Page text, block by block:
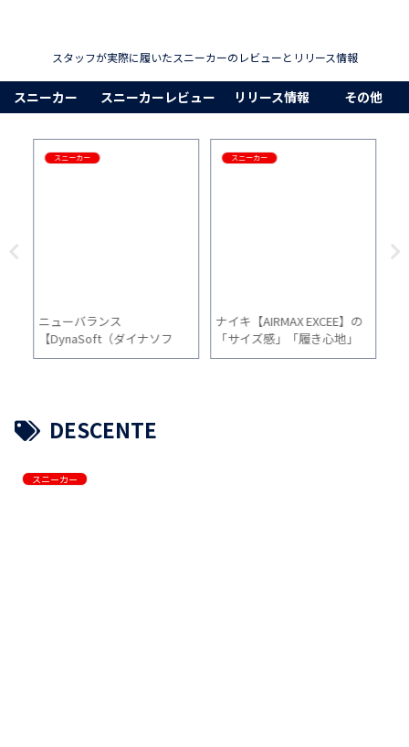
スタッフが実際に履いたスニーカーのレビューとリリース情報
スニーカー スニーカーレビュー リリース情報 その他
スニーカー
ニューバランス
【DynaSoft（ダイナソフ
ト） 900 v2】レビュー！初
スニーカー
ナイキ【AIRMAX EXCEE】の
「サイズ感」「履き心地」
「普段使い」を2ヵ月間履い
DESCENTE
スニーカー